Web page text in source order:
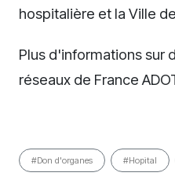
hospitalière et la Ville
Plus d'informations sur
réseaux de France
#Don d'organes #Hopital